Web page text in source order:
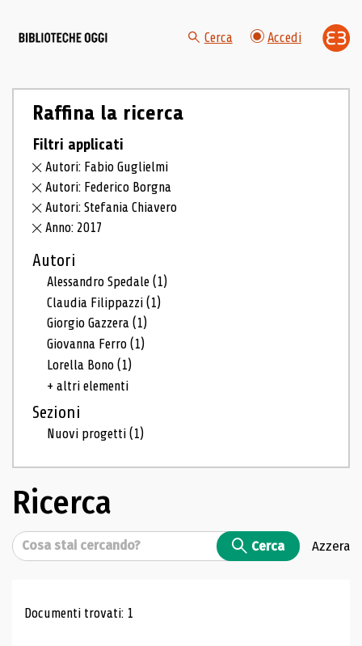
Cerca Accedi
Raffina la ricerca
Filtri applicati
Autori: Fabio Guglielmi
Autori: Federico Borgna
Autori: Stefania Chiavero
Anno: 2017
Autori
Alessandro Spedale(1)
Claudia Filippazzi(1)
Giorgio Gazzera(1)
Giovanna Ferro(1)
Lorella Bono(1)
+ altri elementi
Sezioni
Nuovi progetti(1)
Ricerca
Cerca Cerca Azzera
Risultati di ricerca
Documenti trovati: 1